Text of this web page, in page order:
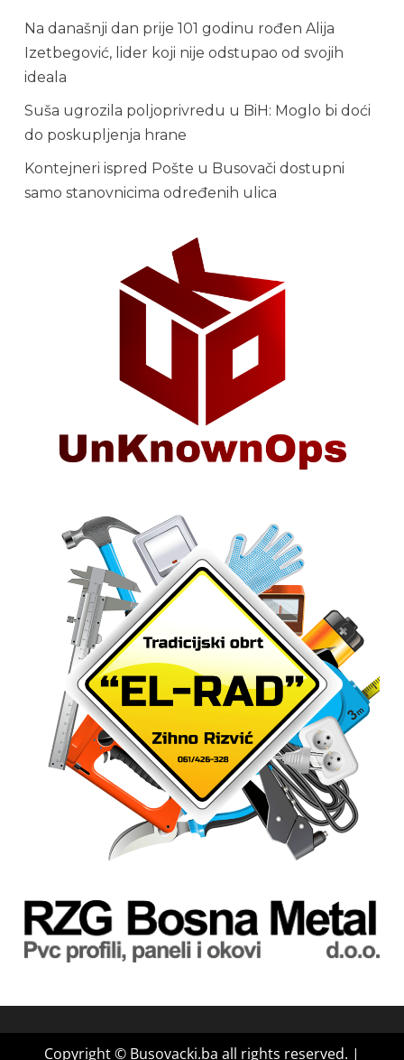
Na današnji dan prije 101 godinu rođen Alija
Izetbegović, lider koji nije odstupao od svojih
ideala
Suša ugrozila poljoprivredu u BiH: Moglo bi doći
do poskupljenja hrane
Kontejneri ispred Pošte u Busovači dostupni
samo stanovnicima određenih ulica
Copyright © Busovacki.ba all rights reserved. |